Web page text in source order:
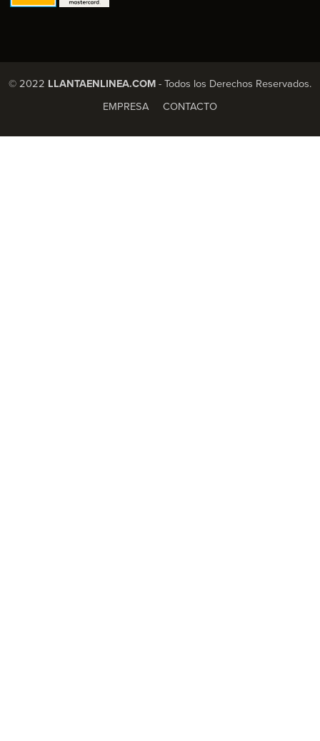
© 2022 LLANTAENLINEA.COM - Todos los Derechos Reservados.
EMPRESA
CONTACTO